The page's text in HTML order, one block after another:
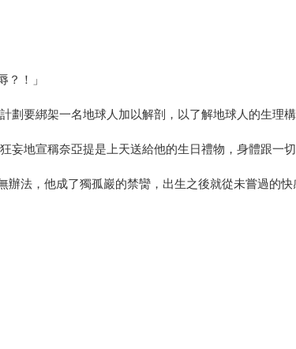
！」
劃要綁架一名地球人加以解剖，以了解地球人的生理構
妄地宣稱奈亞提是上天送給他的生日禮物，身體跟一切
法，他成了獨孤巖的禁臠，出生之後就從未嘗過的